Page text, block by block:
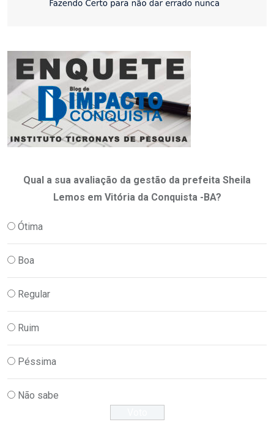
Qual a sua avaliação da gestão da prefeita Sheila
Lemos em Vitória da Conquista -BA?
Ótima
Boa
Regular
Ruim
Péssima
Não sabe